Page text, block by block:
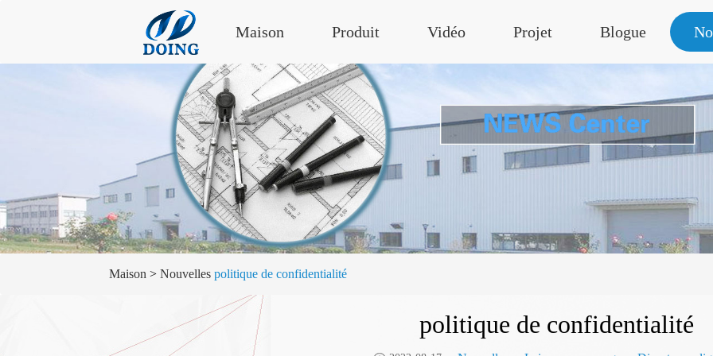
Maison Produit Vidéo Projet Blogue
Maison > Nouvelles politique de confidentialité
politique de confidentialité